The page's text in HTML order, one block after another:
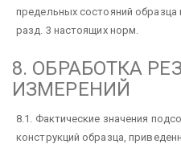
предельных состояний образца
разд. 3 настоящих норм.
8. ОБРАБОТКА
ИЗМЕРЕНИЙ
8.1. Фактические значения
конструкций образца,